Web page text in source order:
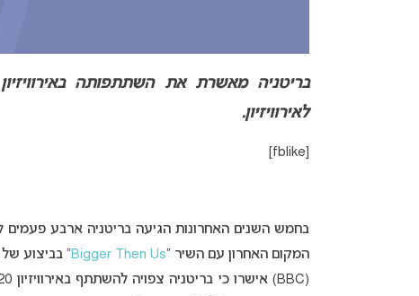
לאירוויזיון.
בחמש השנים האחרונות הגיעה בריטניה ארבע
המקום האחרון עם השיר “Bigger Then Us” בביצוע